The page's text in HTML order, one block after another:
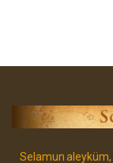
Selamun aleyküm,